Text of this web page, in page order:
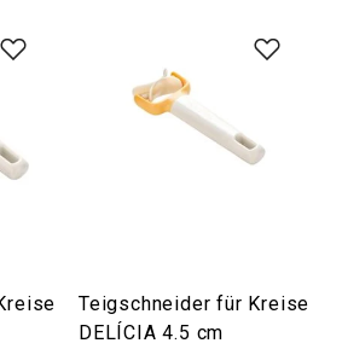
Teigschneider für Kreise
DELÍCIA 4.5 cm